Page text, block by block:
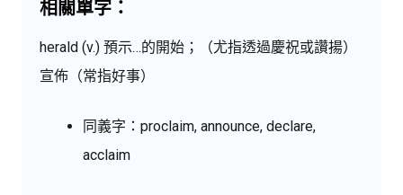
相關單字：
herald (v.) 預示…的開始；（尤指透過慶祝或讚揚）
宣佈（常指好事）
同義字：proclaim, announce, declare,
acclaim